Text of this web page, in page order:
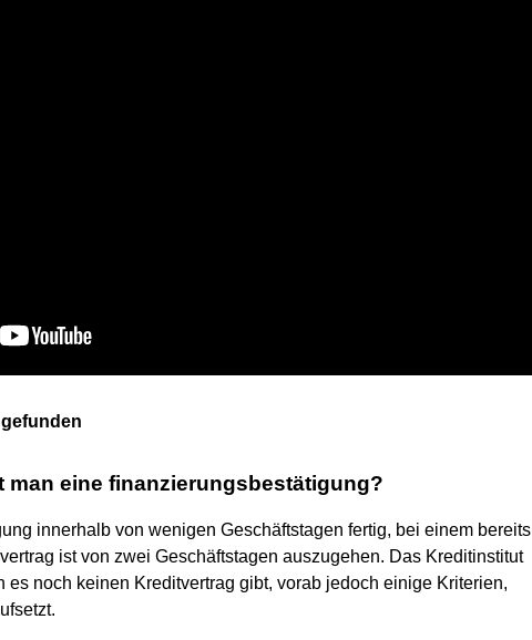
man eine finanzierungsbestätigung?
innerhalb von wenigen Geschäftstagen fertig, bei einem bereits
ist von zwei Geschäftstagen auszugehen. Das Kreditinstitut
es noch keinen Kreditvertrag gibt, vorab jedoch einige Kriterien,